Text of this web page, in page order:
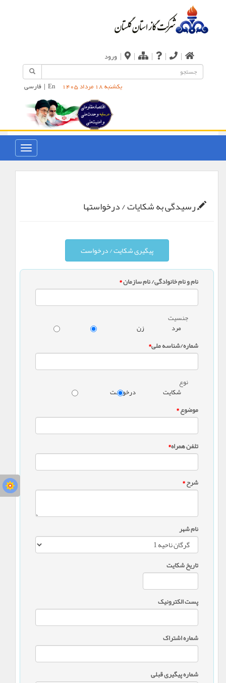
|
|
|
|
| ورود
یکشنبه 18 مرداد 1405 En
| فارسی
رسیدگی به شکایات / درخواستها
نام و نام خانوادگی/ نام سازمان*
جنسیت
مرد
زن
شماره/شناسه ملی*
نوع
شکایت
درخواست
موضوع*
تلفن همراه*
شرح*
نام شهر
تاریخ شکایت
پست الکترونیک
شماره اشتراک
شماره پیگیری قبلی